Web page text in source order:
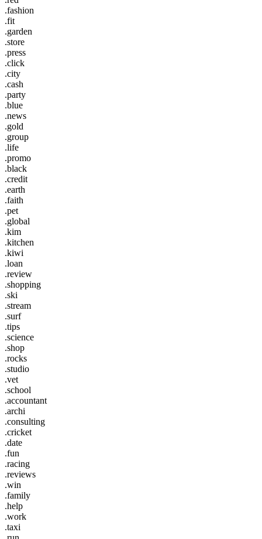
.fashion
.fit
.garden
.store
.press
.click
.city
.cash
.party
.blue
.news
.gold
.group
.life
.promo
.black
.credit
.earth
.faith
.pet
.global
.kim
.kitchen
.kiwi
.loan
.review
.shopping
.ski
.stream
.surf
.tips
.science
.shop
.rocks
.studio
.vet
.school
.accountant
.archi
.consulting
.cricket
.date
.fun
.racing
.reviews
.win
.family
.help
.work
.taxi